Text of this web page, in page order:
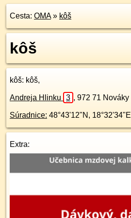
Cesta: OMA» kôš
kôš
kôš: kôš,
Andreja Hlinku 3 , 972 71 Nováky
Súradnice: 48°43'12"N , 18°32'34"E
Extra: